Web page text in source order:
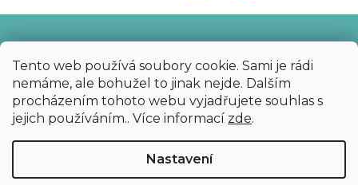
Tento web používá soubory cookie. Sami je rádi
nemáme, ale bohužel to jinak nejde. Dalším
procházením tohoto webu vyjadřujete souhlas s
jejich používáním.. Více informací zde.
Nastavení
Copyright 2026 Bijoux Components - Svět
korálků. Všechna práva vyhrazena.